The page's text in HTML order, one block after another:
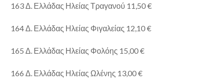
163 Δ. Ελλάδας Ηλείας Τραγανού 11,50 €
164 Δ. Ελλάδας Ηλείας Φιγαλείας 12,10 €
165 Δ. Ελλάδας Ηλείας Φολόης 15,00 €
166 Δ. Ελλάδας Ηλείας Ωλένης 13,00 €